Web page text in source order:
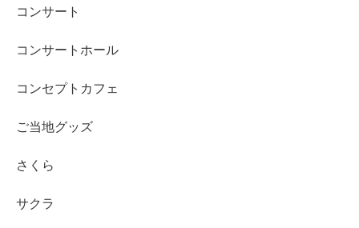
コンサート
コンサートホール
コンセプトカフェ
ご当地グッズ
さくら
サクラ